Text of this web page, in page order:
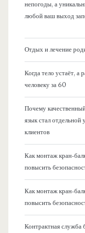
непогоды, а
любой ваш выход
Отдых и лечение
Когда тело устаёт, а
человеку за 60
Почему
язык стал отдельной
клиентов
Как монтаж кран-
повысить
Как монтаж кран-
повысить
Контрактная служба